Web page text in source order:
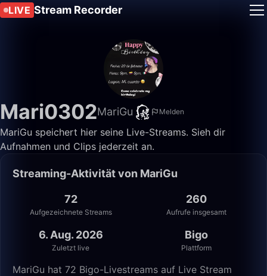
LIVE Stream Recorder
Mari0302MariGu Melden
MariGu speichert hier seine Live-Streams. Sieh dir
Aufnahmen und Clips jederzeit an.
Streaming-Aktivität von MariGu
72
Aufgezeichnete Streams
260
Aufrufe insgesamt
6. Aug. 2026
Zuletzt live
Bigo
Plattform
MariGu hat 72 Bigo-Livestreams auf Live Stream